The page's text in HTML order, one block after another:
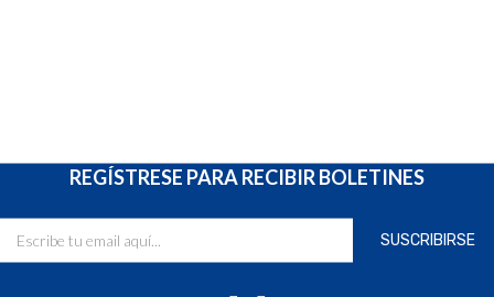
REGÍSTRESE PARA RECIBIR BOLETINES